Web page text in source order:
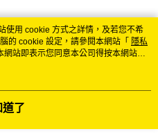
使用 cookie 方式之詳情，及若您不希
的 cookie 設定，請參閱本網站「 隱私
網站即表示您同意本公司得按本網站使
道了